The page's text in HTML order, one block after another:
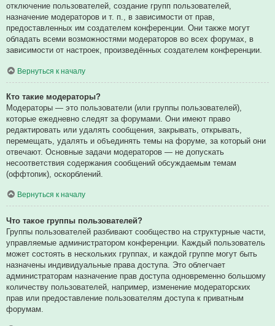
отключение пользователей, создание групп пользователей,
назначение модераторов и т. п., в зависимости от прав,
предоставленных им создателем конференции. Они также могут
обладать всеми возможностями модераторов во всех форумах, в
зависимости от настроек, произведённых создателем конференции.
Вернуться к началу
Кто такие модераторы?
Модераторы — это пользователи (или группы пользователей),
которые ежедневно следят за форумами. Они имеют право
редактировать или удалять сообщения, закрывать, открывать,
перемещать, удалять и объединять темы на форуме, за который они
отвечают. Основные задачи модераторов — не допускать
несоответствия содержания сообщений обсуждаемым темам
(оффтопик), оскорблений.
Вернуться к началу
Что такое группы пользователей?
Группы пользователей разбивают сообщество на структурные части,
управляемые администратором конференции. Каждый пользователь
может состоять в нескольких группах, и каждой группе могут быть
назначены индивидуальные права доступа. Это облегчает
администраторам назначение прав доступа одновременно большому
количеству пользователей, например, изменение модераторских
прав или предоставление пользователям доступа к приватным
форумам.